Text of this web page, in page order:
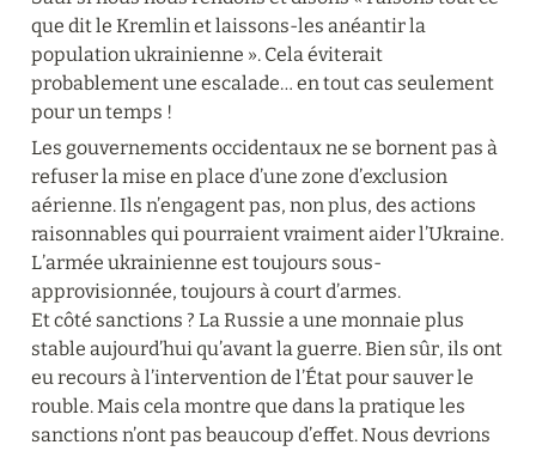
que dit le Kremlin et laissons-les anéantir la
population ukrainienne ». Cela éviterait
probablement une escalade… en tout cas seulement
pour un temps !
Les gouvernements occidentaux ne se bornent pas à
refuser la mise en place d’une zone d’exclusion
aérienne. Ils n’engagent pas, non plus, des actions
raisonnables qui pourraient vraiment aider l’Ukraine.
L’armée ukrainienne est toujours sous-
approvisionnée, toujours à court d’armes.
Et côté sanctions ? La Russie a une monnaie plus
stable aujourd’hui qu’avant la guerre. Bien sûr, ils ont
eu recours à l’intervention de l’État pour sauver le
rouble. Mais cela montre que dans la pratique les
sanctions n’ont pas beaucoup d’effet. Nous devrions